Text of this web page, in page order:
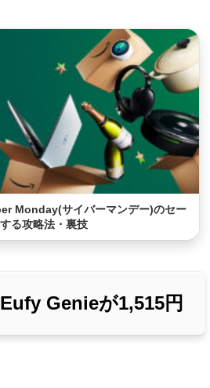
Monday(サイバーマンデー)のセー
る攻略法・裏技
Genieが1,515円